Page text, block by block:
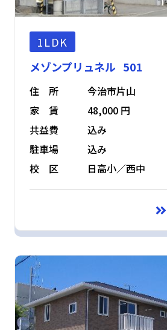
1LDK
メゾンプリュネル 501
住 所
今治市片山
家 賃
48,000 円
共益費
込み
駐車場
込み
校 区
日高小／西中